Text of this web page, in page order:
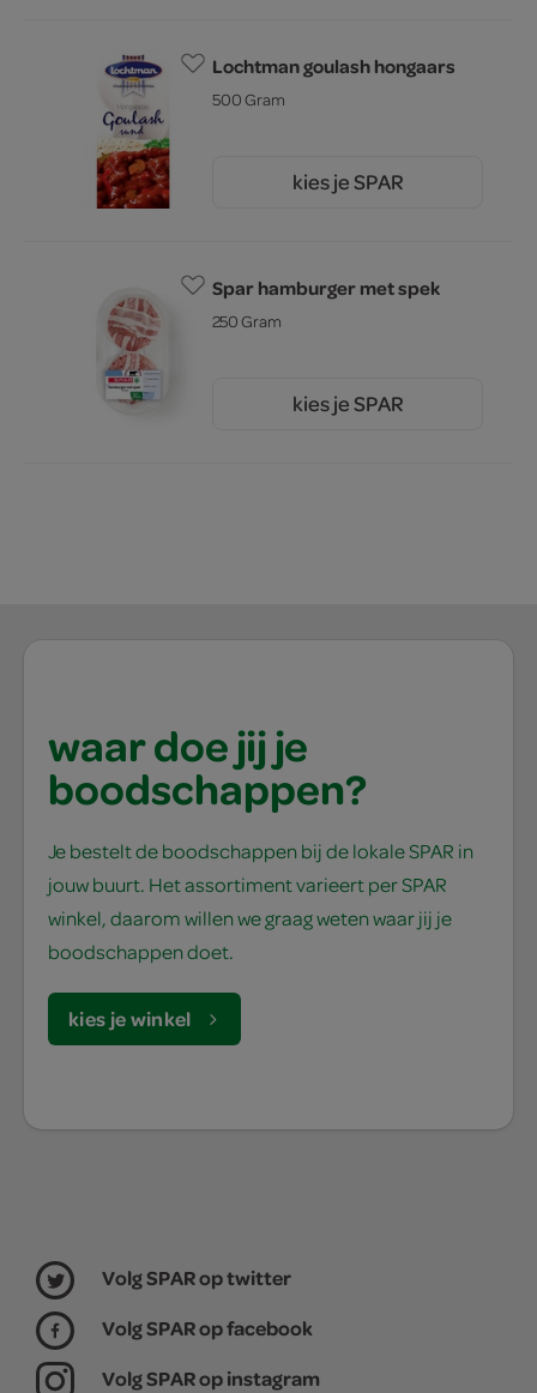
Lochtman goulash hongaars
500 Gram
kies je SPAR
Spar hamburger met spek
250 Gram
kies je SPAR
waar doe jij je
boodschappen?
Je bestelt de boodschappen bij de lokale SPAR in
jouw buurt. Het assortiment varieert per SPAR
winkel, daarom willen we graag weten waar jij je
boodschappen doet.
kies je winkel
Volg SPAR op twitter
Volg SPAR op facebook
Volg SPAR op instagram